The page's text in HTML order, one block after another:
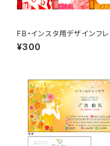
FB・インスタ用デザインフ
吹き出しその他
¥300